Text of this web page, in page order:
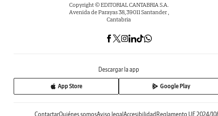
Copyright © EDITORIAL CANTABRIA S.A.
Avenida de Parayas 38, 39011 Santander ,
Cantabria
Descargar la app
App Store Google Play
ContactarQuiénes somosAviso legalAccesibilidadReglamento UE 2024/